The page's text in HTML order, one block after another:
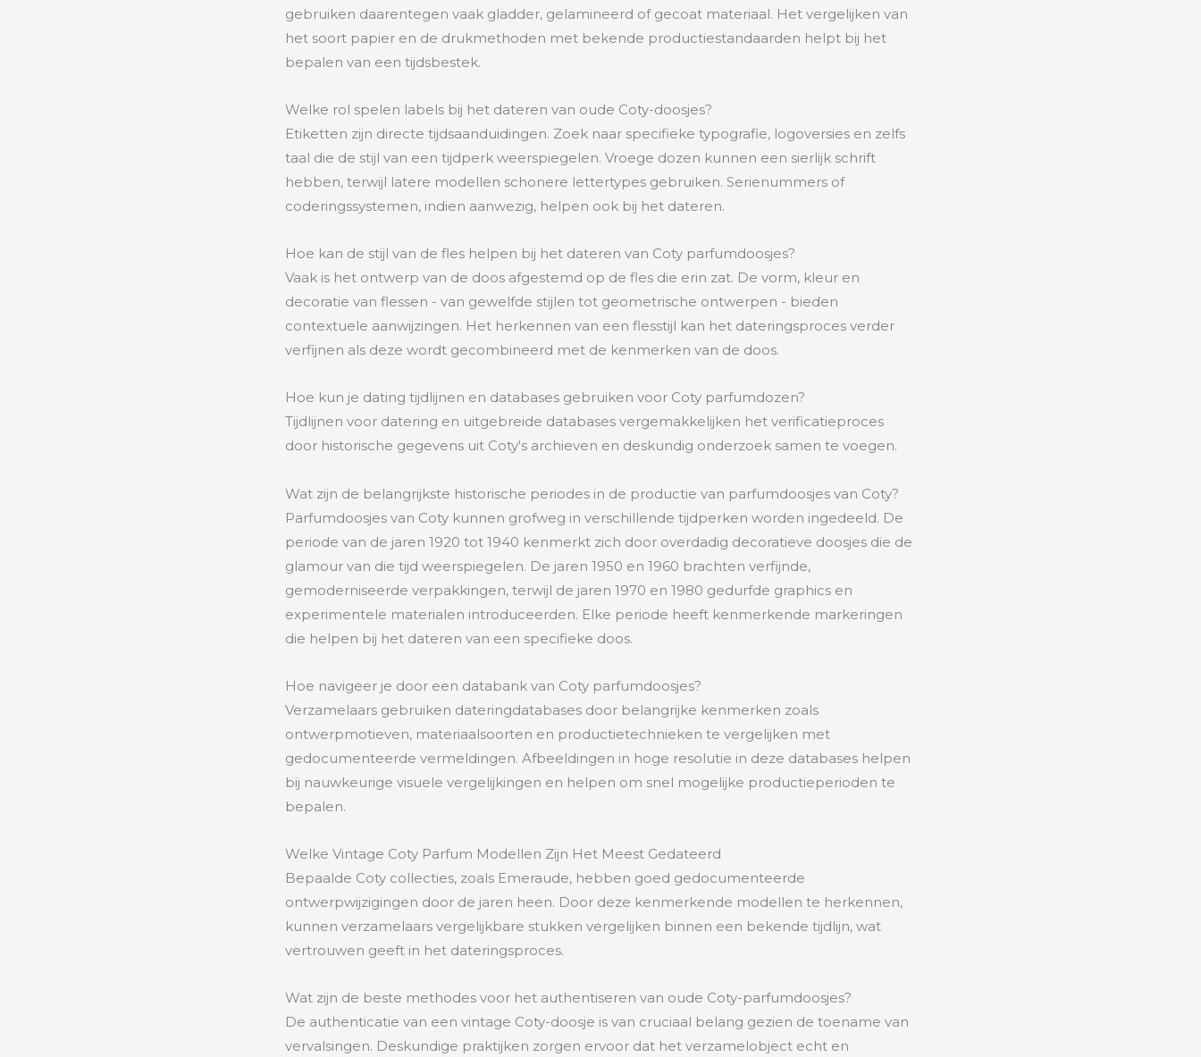
gebruiken daarentegen vaak gladder, gelamineerd of gecoat materiaal. Het vergelijken van
het soort papier en de drukmethoden met bekende productiestandaarden helpt bij het
bepalen van een tijdsbestek.
Welke rol spelen labels bij het dateren van oude Coty-doosjes?
Etiketten zijn directe tijdsaanduidingen. Zoek naar specifieke typografie, logoversies en zelfs
taal die de stijl van een tijdperk weerspiegelen. Vroege dozen kunnen een sierlijk schrift
hebben, terwijl latere modellen schonere lettertypes gebruiken. Serienummers of
coderingssystemen, indien aanwezig, helpen ook bij het dateren.
Hoe kan de stijl van de fles helpen bij het dateren van Coty parfumdoosjes?
Vaak is het ontwerp van de doos afgestemd op de fles die erin zat. De vorm, kleur en
decoratie van flessen - van gewelfde stijlen tot geometrische ontwerpen - bieden
contextuele aanwijzingen. Het herkennen van een flesstijl kan het dateringsproces verder
verfijnen als deze wordt gecombineerd met de kenmerken van de doos.
Hoe kun je dating tijdlijnen en databases gebruiken voor Coty parfumdozen?
Tijdlijnen voor datering en uitgebreide databases vergemakkelijken het verificatieproces
door historische gegevens uit Coty's archieven en deskundig onderzoek samen te voegen.
Wat zijn de belangrijkste historische periodes in de productie van parfumdoosjes van Coty?
Parfumdoosjes van Coty kunnen grofweg in verschillende tijdperken worden ingedeeld. De
periode van de jaren 1920 tot 1940 kenmerkt zich door overdadig decoratieve doosjes die de
glamour van die tijd weerspiegelen. De jaren 1950 en 1960 brachten verfijnde,
gemoderniseerde verpakkingen, terwijl de jaren 1970 en 1980 gedurfde graphics en
experimentele materialen introduceerden. Elke periode heeft kenmerkende markeringen
die helpen bij het dateren van een specifieke doos.
Hoe navigeer je door een databank van Coty parfumdoosjes?
Verzamelaars gebruiken dateringdatabases door belangrijke kenmerken zoals
ontwerpmotieven, materiaalsoorten en productietechnieken te vergelijken met
gedocumenteerde vermeldingen. Afbeeldingen in hoge resolutie in deze databases helpen
bij nauwkeurige visuele vergelijkingen en helpen om snel mogelijke productieperioden te
bepalen.
Welke Vintage Coty Parfum Modellen Zijn Het Meest Gedateerd
Bepaalde Coty collecties, zoals Emeraude, hebben goed gedocumenteerde
ontwerpwijzigingen door de jaren heen. Door deze kenmerkende modellen te herkennen,
kunnen verzamelaars vergelijkbare stukken vergelijken binnen een bekende tijdlijn, wat
vertrouwen geeft in het dateringsproces.
Wat zijn de beste methodes voor het authentiseren van oude Coty-parfumdoosjes?
De authenticatie van een vintage Coty-doosje is van cruciaal belang gezien de toename van
vervalsingen. Deskundige praktijken zorgen ervoor dat het verzamelobject echt en